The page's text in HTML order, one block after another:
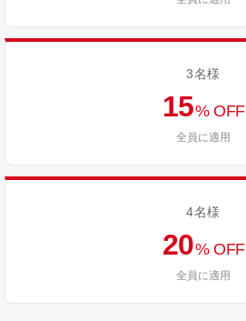
3名様
15% OFF
全員に適用
4名様
20% OFF
全員に適用